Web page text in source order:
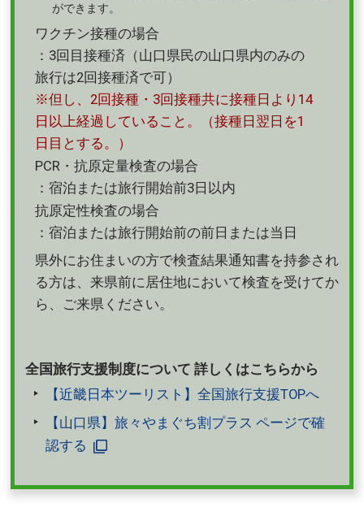
ができます。
ワクチン接種の場合
：3回目接種済（山口県民の山口県内のみの
旅行は2回接種済で可）
※但し、2回接種・3回接種共に接種日より14
日以上経過していること。（接種日翌日を1
日目とする。）
PCR・抗原定量検査の場合
：宿泊または旅行開始前3日以内
抗原定性検査の場合
：宿泊または旅行開始前の前日または当日
県外にお住まいの方で検査結果通知書を持参され
る方は、来県前に居住地において検査を受けてか
ら、ご来県ください。
全国旅行支援制度について 詳しくはこちらから
【近畿日本ツーリスト】全国旅行支援TOPへ
【山口県】旅々やまぐち割プラス ページで確
認する